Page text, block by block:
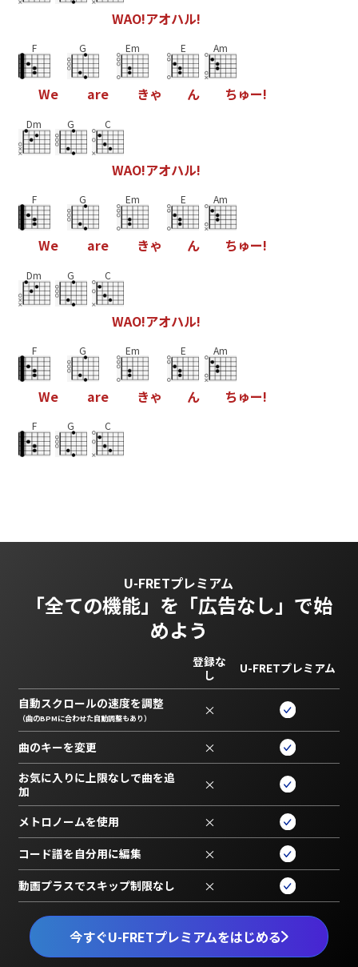
WAO!アオハル!
F
We
G
are
Em
きゃ
E
ん
Am
ちゅー!
Dm G C
WAO!アオハル!
F
We
G
are
Em
きゃ
E
ん
Am
ちゅー!
Dm G C
WAO!アオハル!
F
We
G
are
Em
きゃ
E
ん
Am
ちゅー!
F G C
U-FRETプレミアム
「全ての機能」を 「広告なし」で始
めよう
今すぐU-FRETプレミアムをはじめる
登録な
し
U-FRETプレミアム
自動スクロールの速度を調整
（曲のBPMに合わせた自動調整もあり） ×
曲のキーを変更 ×
お気に入りに上限なしで曲を追
加
×
メトロノームを使用 ×
コード譜を自分用に編集 ×
動画プラスでスキップ制限なし ×